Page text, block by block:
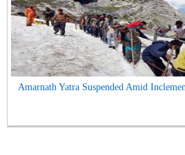
Amarnath Yatra Suspended Amid